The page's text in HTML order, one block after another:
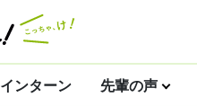
インターン 先輩の声